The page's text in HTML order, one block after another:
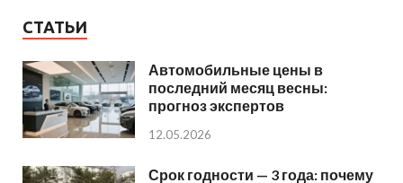
СТАТЬИ
Автомобильные цены в
последний месяц весны:
прогноз экспертов
12.05.2026
Срок годности — 3 года: почему